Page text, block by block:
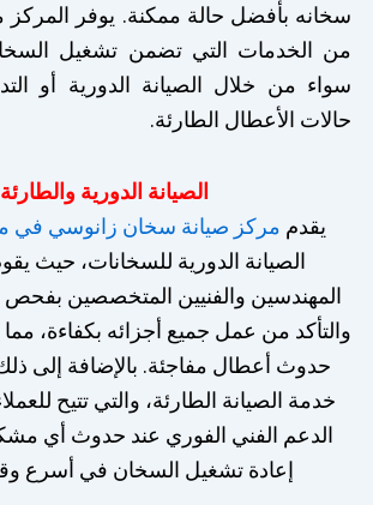
سخانه بأفضل حالة ممكنة. يوفر المركز
من الخدمات التي تضمن تشغيل
سواء من خلال الصيانة الدورية أو
حالات الأعطال الطارئة.
الصيانة الدورية والطارئة
يقدم مركز صيانة سخان زانوسي في
الصيانة الدورية للسخانات، حيث
المهندسين والفنيين المتخصصين
والتأكد من عمل جميع أجزائه بكفاءة،
حدوث أعطال مفاجئة. بالإضافة إلى
خدمة الصيانة الطارئة، والتي تتيح
الدعم الفني الفوري عند حدوث أي
إعادة تشغيل السخان في أسرع